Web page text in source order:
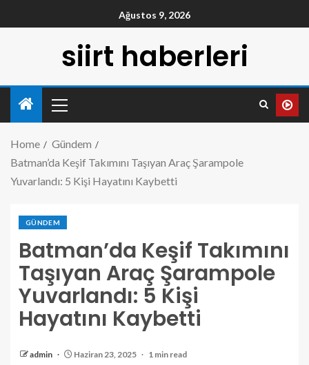
Ağustos 9, 2026
siirt haberleri
Home
Gündem
Batman’da Keşif Takımını Taşıyan Araç Şarampole
Yuvarlandı: 5 Kişi Hayatını Kaybetti
GÜNDEM
Batman’da Keşif Takımını
Taşıyan Araç Şarampole
Yuvarlandı: 5 Kişi
Hayatını Kaybetti
admin Haziran 23, 2025 1 min read